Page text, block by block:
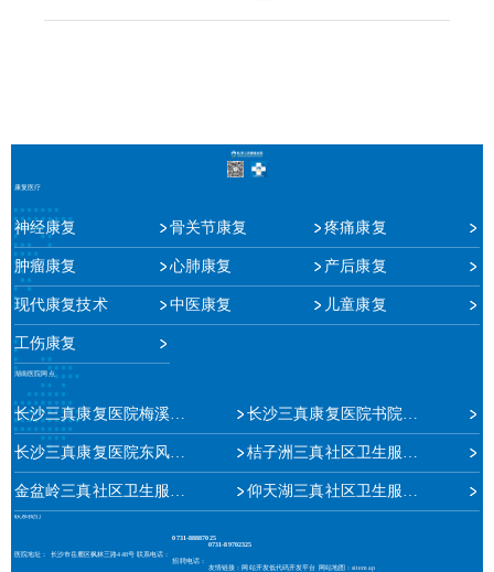
康复医疗
神经康复 骨关节康复 疼痛康复
肿瘤康复 心肺康复 产后康复
现代康复技术 中医康复 儿童康复
工伤康复
湖南医院网点
长沙三真康复医院梅溪湖院区 长沙三真康复医院书院路院区
长沙三真康复医院东风路院区 桔子洲三真社区卫生服务中心
金盆岭三真社区卫生服务中心 仰天湖三真社区卫生服务站
联系我们
医院地址： 长沙市岳麓区枫林三路448号 联系电话：
0731-88887025
招聘电话：
0731-89702325
友情链接：网站开发低代码开发平台 网站地图：sitemap